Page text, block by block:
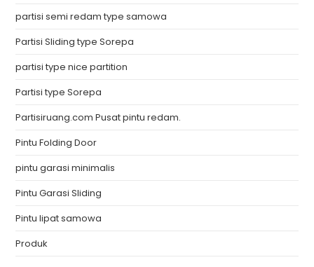
partisi semi redam type samowa
Partisi Sliding type Sorepa
partisi type nice partition
Partisi type Sorepa
Partisiruang.com Pusat pintu redam.
Pintu Folding Door
pintu garasi minimalis
Pintu Garasi Sliding
Pintu lipat samowa
Produk